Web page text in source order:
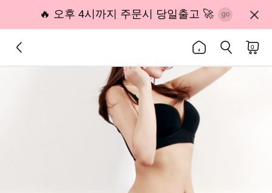
🔥 오후 4시까지 주문시 당일출고 🚀
0